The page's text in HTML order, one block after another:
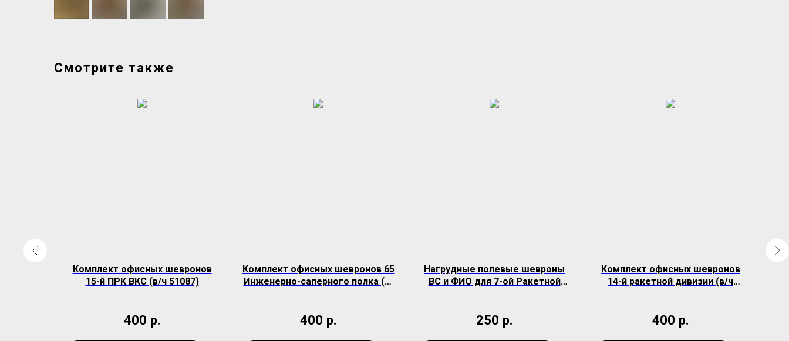
Смотрите также
Комплект офисных шевронов
15-й ПРК ВКС (в/ч 51087)
400 р.
Комплект офисных шевронов 65
Инженерно-саперного полка (в/
400 р.
Нагрудные полевые шевроны
ВС и ФИО для 7-ой Ракетной
250 р.
Комплект офисных шевронов
14-й ракетной дивизии (в/ч
400 р.